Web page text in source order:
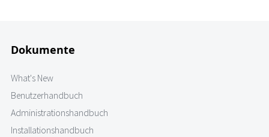
Dokumente
What's New
Benutzerhandbuch
Administrationshandbuch
Installationshandbuch